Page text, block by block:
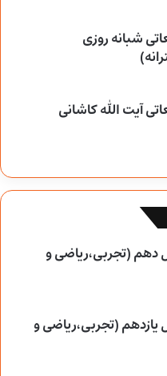
شبانه روزی
آیت الله کاشانی
دهم (تجربی،ریاضی و
یازدهم (تجربی،ریاضی و